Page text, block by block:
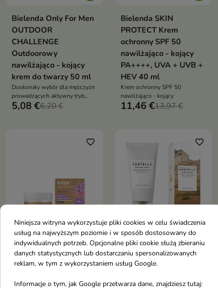
Bielenda Only For Men
OUTDOOR
CHALLENGE
Outdoorowy
nawilżająco - kojący
krem do twarzy 50 ml
Doskonały wybór dla mężczyzn
prowadzących aktywny tryb
życia, którzy potrzebują
5,08 €6,20 €
Bielenda SKIN
PROTECT Krem
ochronny SPF 50
nawilżająco - kojący
PA++++, UVA + UVB +
HEV 40 ml
Krem ochronny SPF 50
nawilżająco - kojący
11,46 €13,97 €
favorite_border
Tołpa Pure Trends
Krem regenerujący
kojący wyciszający na
Krem regenerujący kojący
favorite_border
SKIN1004 Madagascar
Centella Soothing
Cream Kojący Krem do
Wyjątkowy krem, który
Niniejsza witryna wykorzystuje pliki cookies w celu świadczenia
usług na najwyższym poziomie i w sposób dostosowany do
indywidualnych potrzeb. Opcjonalne pliki cookie służą zbieraniu
danych statystycznych lub dostarczaniu spersonalizowanych
reklam, w tym z wykorzystaniem usług Google.
Informacje o tym, jak Google przetwarza dane, znajdziesz tutaj: